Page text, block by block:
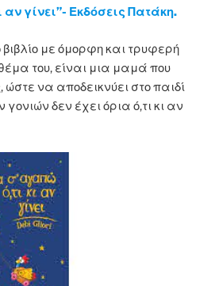
γίνει”- Εκδόσεις Πατάκη.
με όμορφη και τρυφερή
του, είναι μια μαμά που
ώστε να αποδεικνύει στο παιδί
δεν έχει όρια ό,τι κι αν